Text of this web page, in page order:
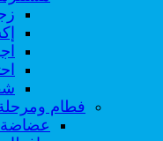
فطام ومرحلة
عضاضة